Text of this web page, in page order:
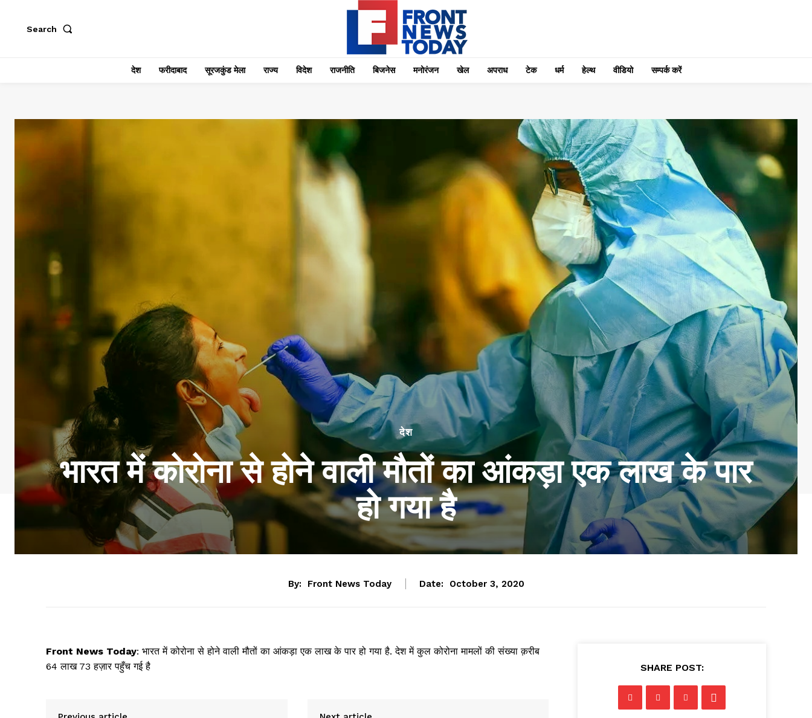
Search
देश फरीदाबाद सूरजकुंड मेला राज्‍य विदेश राजनीति बिजनेस मनोरंजन खेल अपराध टेक धर्म हेल्थ वीडियो सम्पर्क करें
देश
भारत में कोरोना से होने वाली मौतों का आंकड़ा एक लाख के पार
हो गया है
By: Front News Today Date: October 3, 2020
Front News Today: भारत में कोरोना से होने वाली मौतों का आंकड़ा एक लाख के पार हो गया है. देश में कुल कोरोना मामलों की संख्या क़रीब
64 लाख 73 हज़ार पहुँच गई है
SHARE POST: